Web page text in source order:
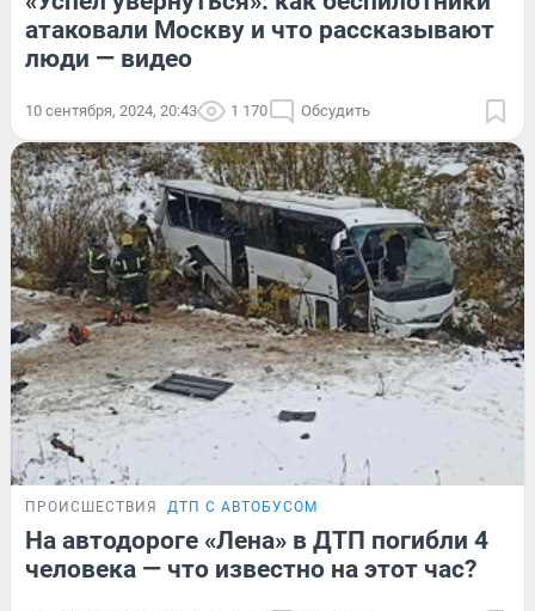
атаковали Москву и что рассказывают
люди — видео
10 сентября, 2024, 20:43 1 170 Обсудить
ПРОИСШЕСТВИЯ ДТП С АВТОБУСОМ
На автодороге «Лена» в ДТП погибли 4
человека — что известно на этот час?